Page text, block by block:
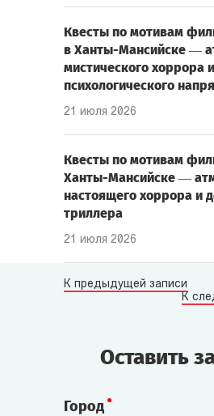
Квесты по мотивам
в Ханты-Мансийске —
мистического хоррора и
психологического
21 июля 2026
Квесты по мотивам
Ханты-Мансийске —
настоящего хоррора и
триллера
21 июля 2026
К предыдущей записи
К
Оставить
Город